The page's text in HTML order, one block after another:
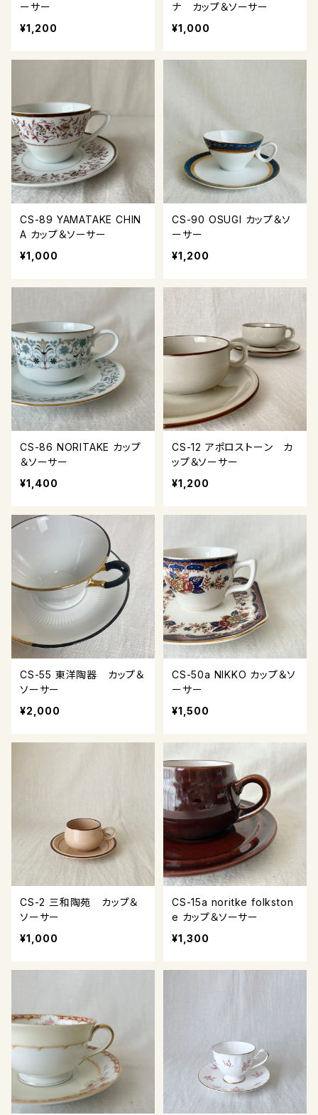
ーサー
¥1,200
ナ カップ＆ソーサー
¥1,000
CS-89 YAMATAKE CHIN
A カップ＆ソーサー
¥1,000
CS-90 OSUGI カップ＆ソ
ーサー
¥1,200
CS-86 NORITAKE カップ
＆ソーサー
¥1,400
CS-12 アポロストーン カ
ップ＆ソーサー
¥1,200
CS-55 東洋陶器 カップ＆
ソーサー
¥2,000
CS-50a NIKKO カップ＆ソ
ーサー
¥1,500
CS-2 三和陶苑 カップ＆
ソーサー
¥1,000
CS-15a noritke folkston
e カップ＆ソーサー
¥1,300